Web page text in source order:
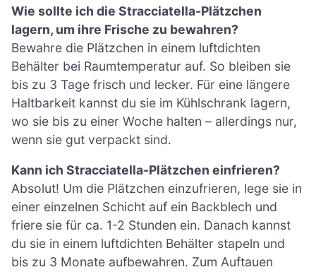
Wie sollte ich die Stracciatella-Plätzchen
lagern, um ihre Frische zu bewahren?
Bewahre die Plätzchen in einem luftdichten
Behälter bei Raumtemperatur auf. So bleiben sie
bis zu 3 Tage frisch und lecker. Für eine längere
Haltbarkeit kannst du sie im Kühlschrank lagern,
wo sie bis zu einer Woche halten – allerdings nur,
wenn sie gut verpackt sind.
Kann ich Stracciatella-Plätzchen einfrieren?
Absolut! Um die Plätzchen einzufrieren, lege sie in
einer einzelnen Schicht auf ein Backblech und
friere sie für ca. 1-2 Stunden ein. Danach kannst
du sie in einem luftdichten Behälter stapeln und
bis zu 3 Monate aufbewahren. Zum Auftauen